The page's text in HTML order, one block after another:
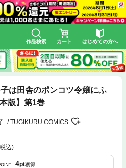
作品検索 カート はじめての方へ
は田舎のポンコツ令嬢にふ
版】第1巻
TUGIKURU COMICS
込)
4pt獲得